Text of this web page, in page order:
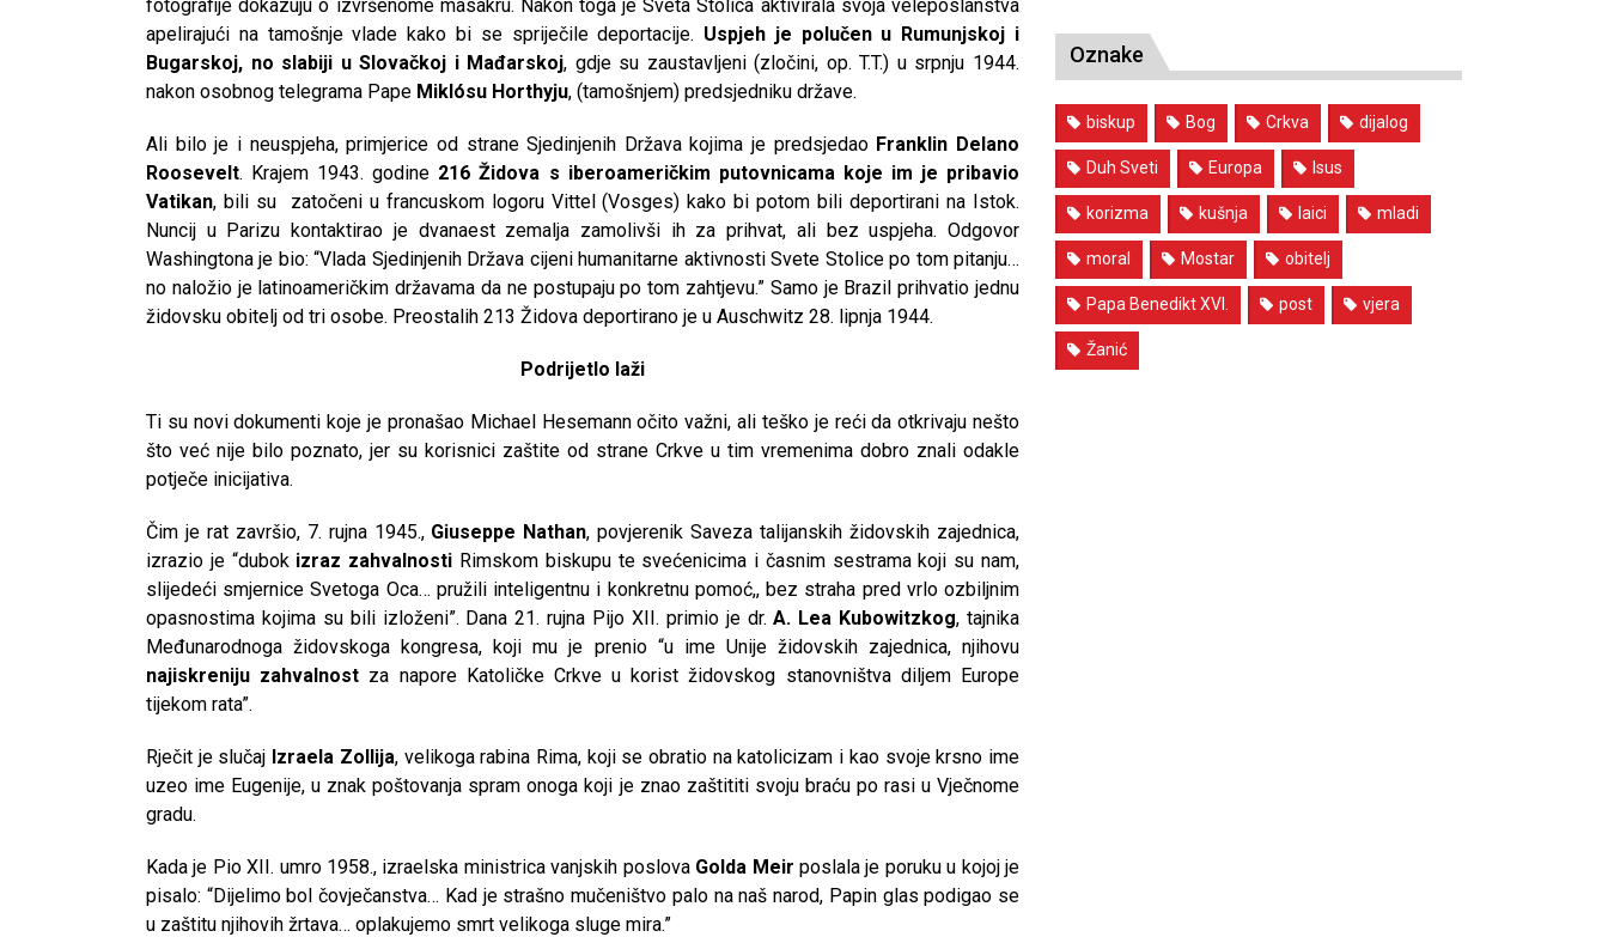
fotografije dokazuju o izvršenome masakru. Nakon toga je Sveta Stolica aktivirala svoja veleposlanstva
apelirajući na tamošnje vlade kako bi se spriječile deportacije. Uspjeh je polučen u Rumunjskoj i
Bugarskoj, no slabiji u Slovačkoj i Mađarskoj, gdje su zaustavljeni (zločini, op. T.T.) u srpnju 1944.
nakon osobnog telegrama Pape Miklósu Horthyju, (tamošnjem) predsjedniku države.
Ali bilo je i neuspjeha, primjerice od strane Sjedinjenih Država kojima je predsjedao Franklin Delano
Roosevelt. Krajem 1943. godine 216 Židova s iberoameričkim putovnicama koje im je pribavio
Vatikan, bili su zatočeni u francuskom logoru Vittel (Vosges) kako bi potom bili deportirani na Istok.
Nuncij u Parizu kontaktirao je dvanaest zemalja zamolivši ih za prihvat, ali bez uspjeha. Odgovor
Washingtona je bio: “Vlada Sjedinjenih Država cijeni humanitarne aktivnosti Svete Stolice po tom pitanju…
no naložio je latinoameričkim državama da ne postupaju po tom zahtjevu.” Samo je Brazil prihvatio jednu
židovsku obitelj od tri osobe. Preostalih 213 Židova deportirano je u Auschwitz 28. lipnja 1944.
Podrijetlo laži
Ti su novi dokumenti koje je pronašao Michael Hesemann očito važni, ali teško je reći da otkrivaju nešto
što već nije bilo poznato, jer su korisnici zaštite od strane Crkve u tim vremenima dobro znali odakle
potječe inicijativa.
Čim je rat završio, 7. rujna 1945., Giuseppe Nathan, povjerenik Saveza talijanskih židovskih zajednica,
izrazio je “dubok izraz zahvalnosti Rimskom biskupu te svećenicima i časnim sestrama koji su nam,
slijedeći smjernice Svetoga Oca… pružili inteligentnu i konkretnu pomoć,, bez straha pred vrlo ozbiljnim
opasnostima kojima su bili izloženi”. Dana 21. rujna Pijo XII. primio je dr.A. Lea Kubowitzkog, tajnika
Međunarodnoga židovskoga kongresa, koji mu je prenio “u ime Unije židovskih zajednica, njihovu
najiskreniju zahvalnost za napore Katoličke Crkve u korist židovskog stanovništva diljem Europe
tijekom rata”.
Rječit je slučaj Izraela Zollija, velikoga rabina Rima, koji se obratio na katolicizam i kao svoje krsno ime
uzeo ime Eugenije, u znak poštovanja spram onoga koji je znao zaštititi svoju braću po rasi u Vječnome
gradu.
Kada je Pio XII. umro 1958., izraelska ministrica vanjskih poslova Golda Meir poslala je poruku u kojoj je
pisalo: “Dijelimo bol čovječanstva… Kad je strašno mučeništvo palo na naš narod, Papin glas podigao se
u zaštitu njihovih žrtava… oplakujemo smrt velikoga sluge mira.”
Oznake
biskup Bog Crkva dijalog
Duh Sveti Europa Isus
korizma kušnja laici mladi
moral Mostar obitelj
Papa Benedikt XVI. post vjera
Žanić